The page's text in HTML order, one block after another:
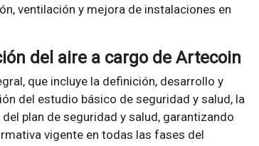
ventilación y mejora de instalaciones en
del aire a cargo de Artecoin
que incluye la definición, desarrollo y
del estudio básico de seguridad y salud, la
plan de seguridad y salud, garantizando
vigente en todas las fases del